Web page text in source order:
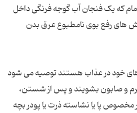
که یک فنجان آب گوجه فرنگی داخل
های رفع بوی نامطبوع عرق بدن
خود در عذاب هستند توصیه می شود
گرم و صابون بشویند و پس از شستن،
مخصوص پا یا نشاسته ذرت یا پودر بچه